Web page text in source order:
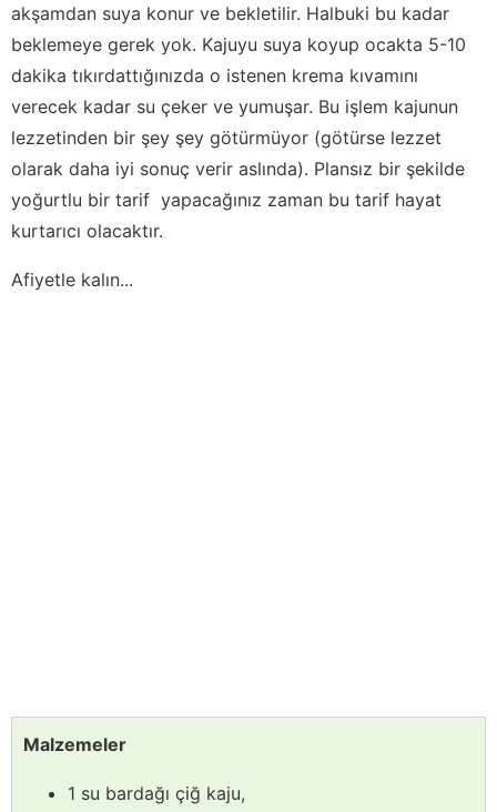
akşamdan suya konur ve bekletilir. Halbuki bu kadar
beklemeye gerek yok. Kajuyu suya koyup ocakta 5-10
dakika tıkırdattığınızda o istenen krema kıvamını
verecek kadar su çeker ve yumuşar. Bu işlem kajunun
lezzetinden bir şey şey götürmüyor (götürse lezzet
olarak daha iyi sonuç verir aslında). Plansız bir şekilde
yoğurtlu bir tarif yapacağınız zaman bu tarif hayat
kurtarıcı olacaktır.
Afiyetle kalın...
Malzemeler
1 su bardağı çiğ kaju,